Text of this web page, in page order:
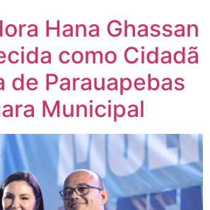
Hana Ghassan
como Cidadã
de Parauapebas
Municipal